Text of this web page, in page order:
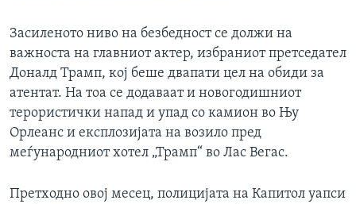
Засиленото ниво на безбедност се должи на
важноста на главниот актер, избраниот претседател
Доналд Трамп, кој беше двапати цел на обиди за
атентат. На тоа се додаваат и новогодишниот
терористички напад и упад со камион во Њу
Орлеанс и експлозијата на возило пред
меѓународниот хотел „Трамп“ во Лас Вегас.
Претходно овој месец, полицијата на Капитол уапси